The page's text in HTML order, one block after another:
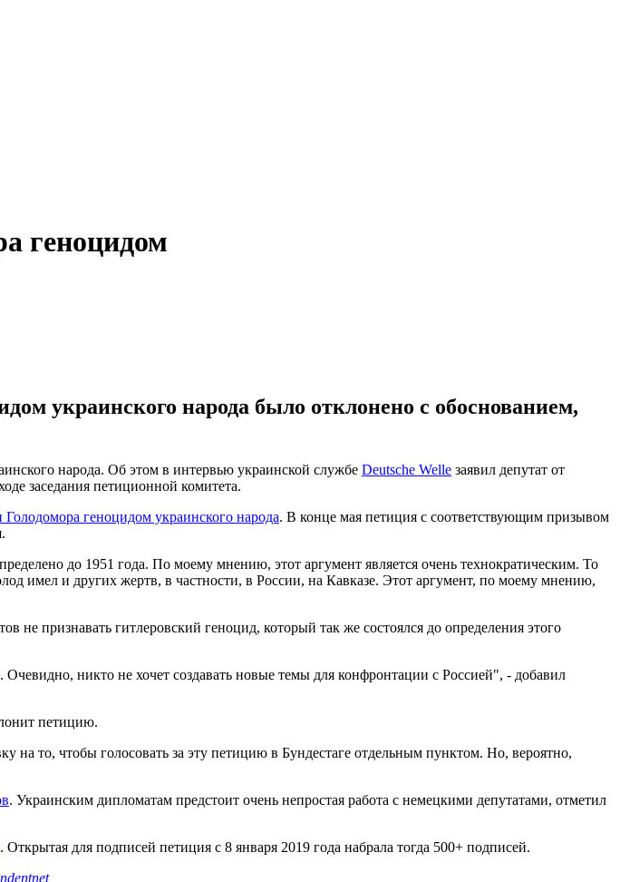
геноцидом
украинского народа было отклонено с обоснованием,
народа. Об этом в интервью украинской службе Deutsche Welle заявил депутат от
заседания петиционной комитета.
Голодомора геноцидом украинского народа. В конце мая петиция с соответствующим призывом
до 1951 года. По моему мнению, этот аргумент является очень технократическим. То
имел и других жертв, в частности, в России, на Кавказе. Этот аргумент, по моему мнению,
признавать гитлеровский геноцид, который так же состоялся до определения этого
никто не хочет создавать новые темы для конфронтации с Россией", - добавил
петицию.
на то, чтобы голосовать за эту петицию в Бундестаге отдельным пунктом. Но, вероятно,
. Украинским дипломатам предстоит очень непростая работа с немецкими депутатами, отметил
. Открытая для подписей петиция с 8 января 2019 года набрала тогда 500+ подписей.